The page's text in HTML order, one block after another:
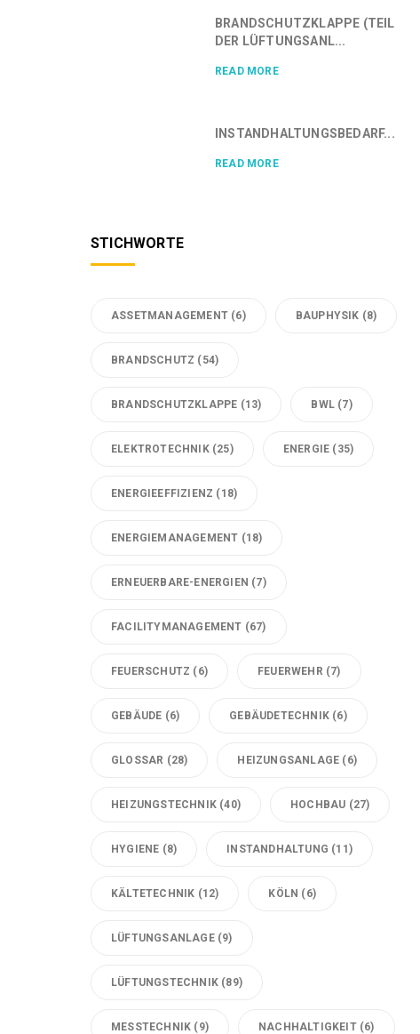
BRANDSCHUTZKLAPPE (TEIL
DER LÜFTUNGSANL...
READ MORE
INSTANDHALTUNGSBEDARF...
READ MORE
STICHWORTE
ASSETMANAGEMENT (6) BAUPHYSIK (8)
BRANDSCHUTZ (54)
BRANDSCHUTZKLAPPE (13) BWL (7)
ELEKTROTECHNIK(25) ENERGIE (35)
ENERGIEEFFIZIENZ (18)
ENERGIEMANAGEMENT (18)
ERNEUERBARE-ENERGIEN (7)
FACILITYMANAGEMENT (67)
FEUERSCHUTZ (6) FEUERWEHR (7)
GEBÄUDE (6) GEBÄUDETECHNIK (6)
GLOSSAR (28) HEIZUNGSANLAGE (6)
HEIZUNGSTECHNIK (40) HOCHBAU (27)
HYGIENE (8) INSTANDHALTUNG (11)
KÄLTETECHNIK (12) KÖLN (6)
LÜFTUNGSANLAGE(9)
LÜFTUNGSTECHNIK (89)
MESSTECHNIK (9) NACHHALTIGKEIT(6)